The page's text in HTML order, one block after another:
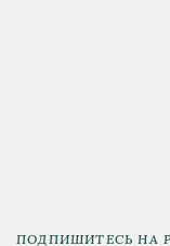
ПОДПИШИТЕСЬ НА